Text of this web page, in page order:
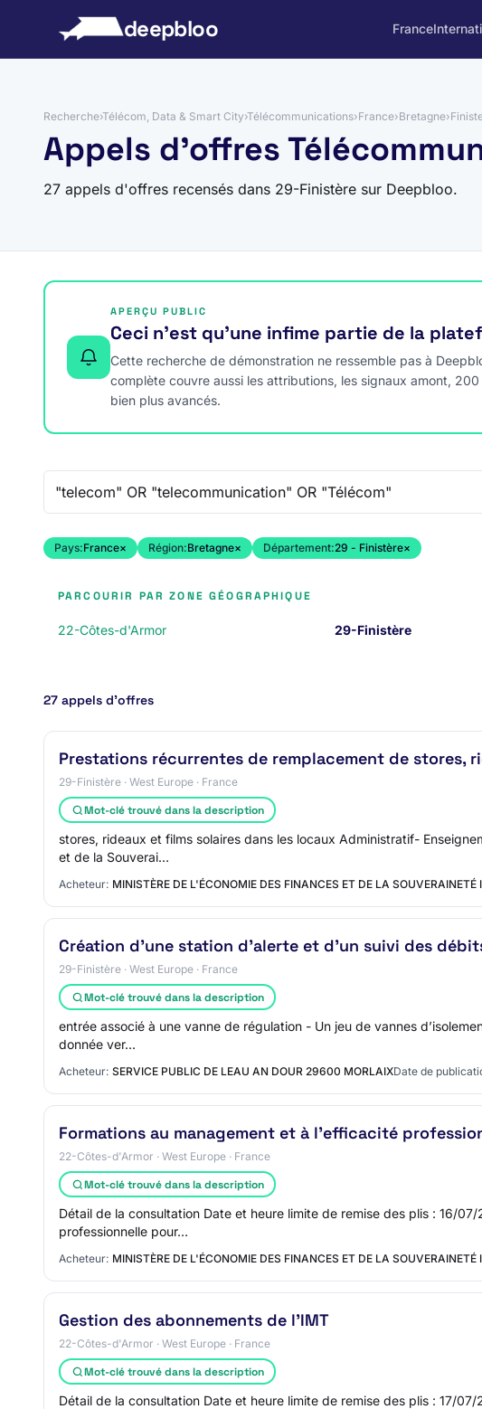
deepbloo France
Recherche›Télécom, Data & Smart City›Télécommunications›France›Bretagne›
Appels d'offres
27 appels d'offres recensés dans 29-Finistère sur Deepbloo.
APERÇU PUBLIC
Ceci n’est qu’une infime partie de la
Cette recherche de démonstration ne ressemble pas à
complète couvre aussi les attributions, les signaux amont,
bien plus avancés.
Pays:France× Région:Bretagne× Département:29 - Finistère×
PARCOURIR PAR ZONE GÉOGRAPHIQUE
22-Côtes-d'Armor 29-Finistère
27 appels d’offres
Prestations récurrentes de remplacement de stores,
29-Finistère · West Europe · France
Mot-clé trouvé dans la description
stores, rideaux et films solaires dans les locaux Administratif-
et de la Souverai…
Acheteur: MINISTÈRE DE L'ÉCONOMIE DES FINANCES ET DE LA
Création d’une station d’alerte et d’un suivi des
29-Finistère · West Europe · France
Mot-clé trouvé dans la description
entrée associé à une vanne de régulation - Un jeu de vannes
donnée ver…
Acheteur: SERVICE PUBLIC DE LEAU AN DOUR 29600 MORLAIXDate de
Formations au management et à l'efficacité
22-Côtes-d'Armor · West Europe · France
Mot-clé trouvé dans la description
Détail de la consultation Date et heure limite de remise des plis : 16/
professionnelle pour…
Acheteur: MINISTÈRE DE L'ÉCONOMIE DES FINANCES ET DE LA
Gestion des abonnements de l'IMT
22-Côtes-d'Armor · West Europe · France
Mot-clé trouvé dans la description
Détail de la consultation Date et heure limite de remise des plis : 17/